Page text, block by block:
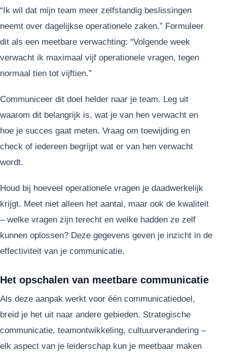
“Ik wil dat mijn team meer zelfstandig beslissingen
neemt over dagelijkse operationele zaken.” Formuleer
dit als een meetbare verwachting: “Volgende week
verwacht ik maximaal vijf operationele vragen, tegen
normaal tien tot vijftien.”
Communiceer dit doel helder naar je team. Leg uit
waarom dit belangrijk is, wat je van hen verwacht en
hoe je succes gaat meten. Vraag om toewijding en
check of iedereen begrijpt wat er van hen verwacht
wordt.
Houd bij hoeveel operationele vragen je daadwerkelijk
krijgt. Meet niet alleen het aantal, maar ook de kwaliteit
– welke vragen zijn terecht en welke hadden ze zelf
kunnen oplossen? Deze gegevens geven je inzicht in de
effectiviteit van je communicatie.
Het opschalen van meetbare communicatie
Als deze aanpak werkt voor één communicatiedoel,
breid je het uit naar andere gebieden. Strategische
communicatie, teamontwikkeling, cultuurverandering –
elk aspect van je leiderschap kun je meetbaar maken